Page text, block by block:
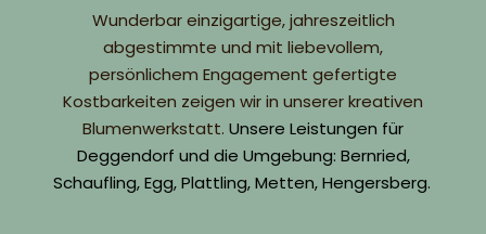
Wunderbar einzigartige, jahreszeitlich
abgestimmte und mit liebevollem,
persönlichem Engagement gefertigte
Kostbarkeiten zeigen wir in unserer kreativen
Blumenwerkstatt. Unsere Leistungen für
Deggendorf und die Umgebung: Bernried,
Schaufling, Egg, Plattling, Metten, Hengersberg.